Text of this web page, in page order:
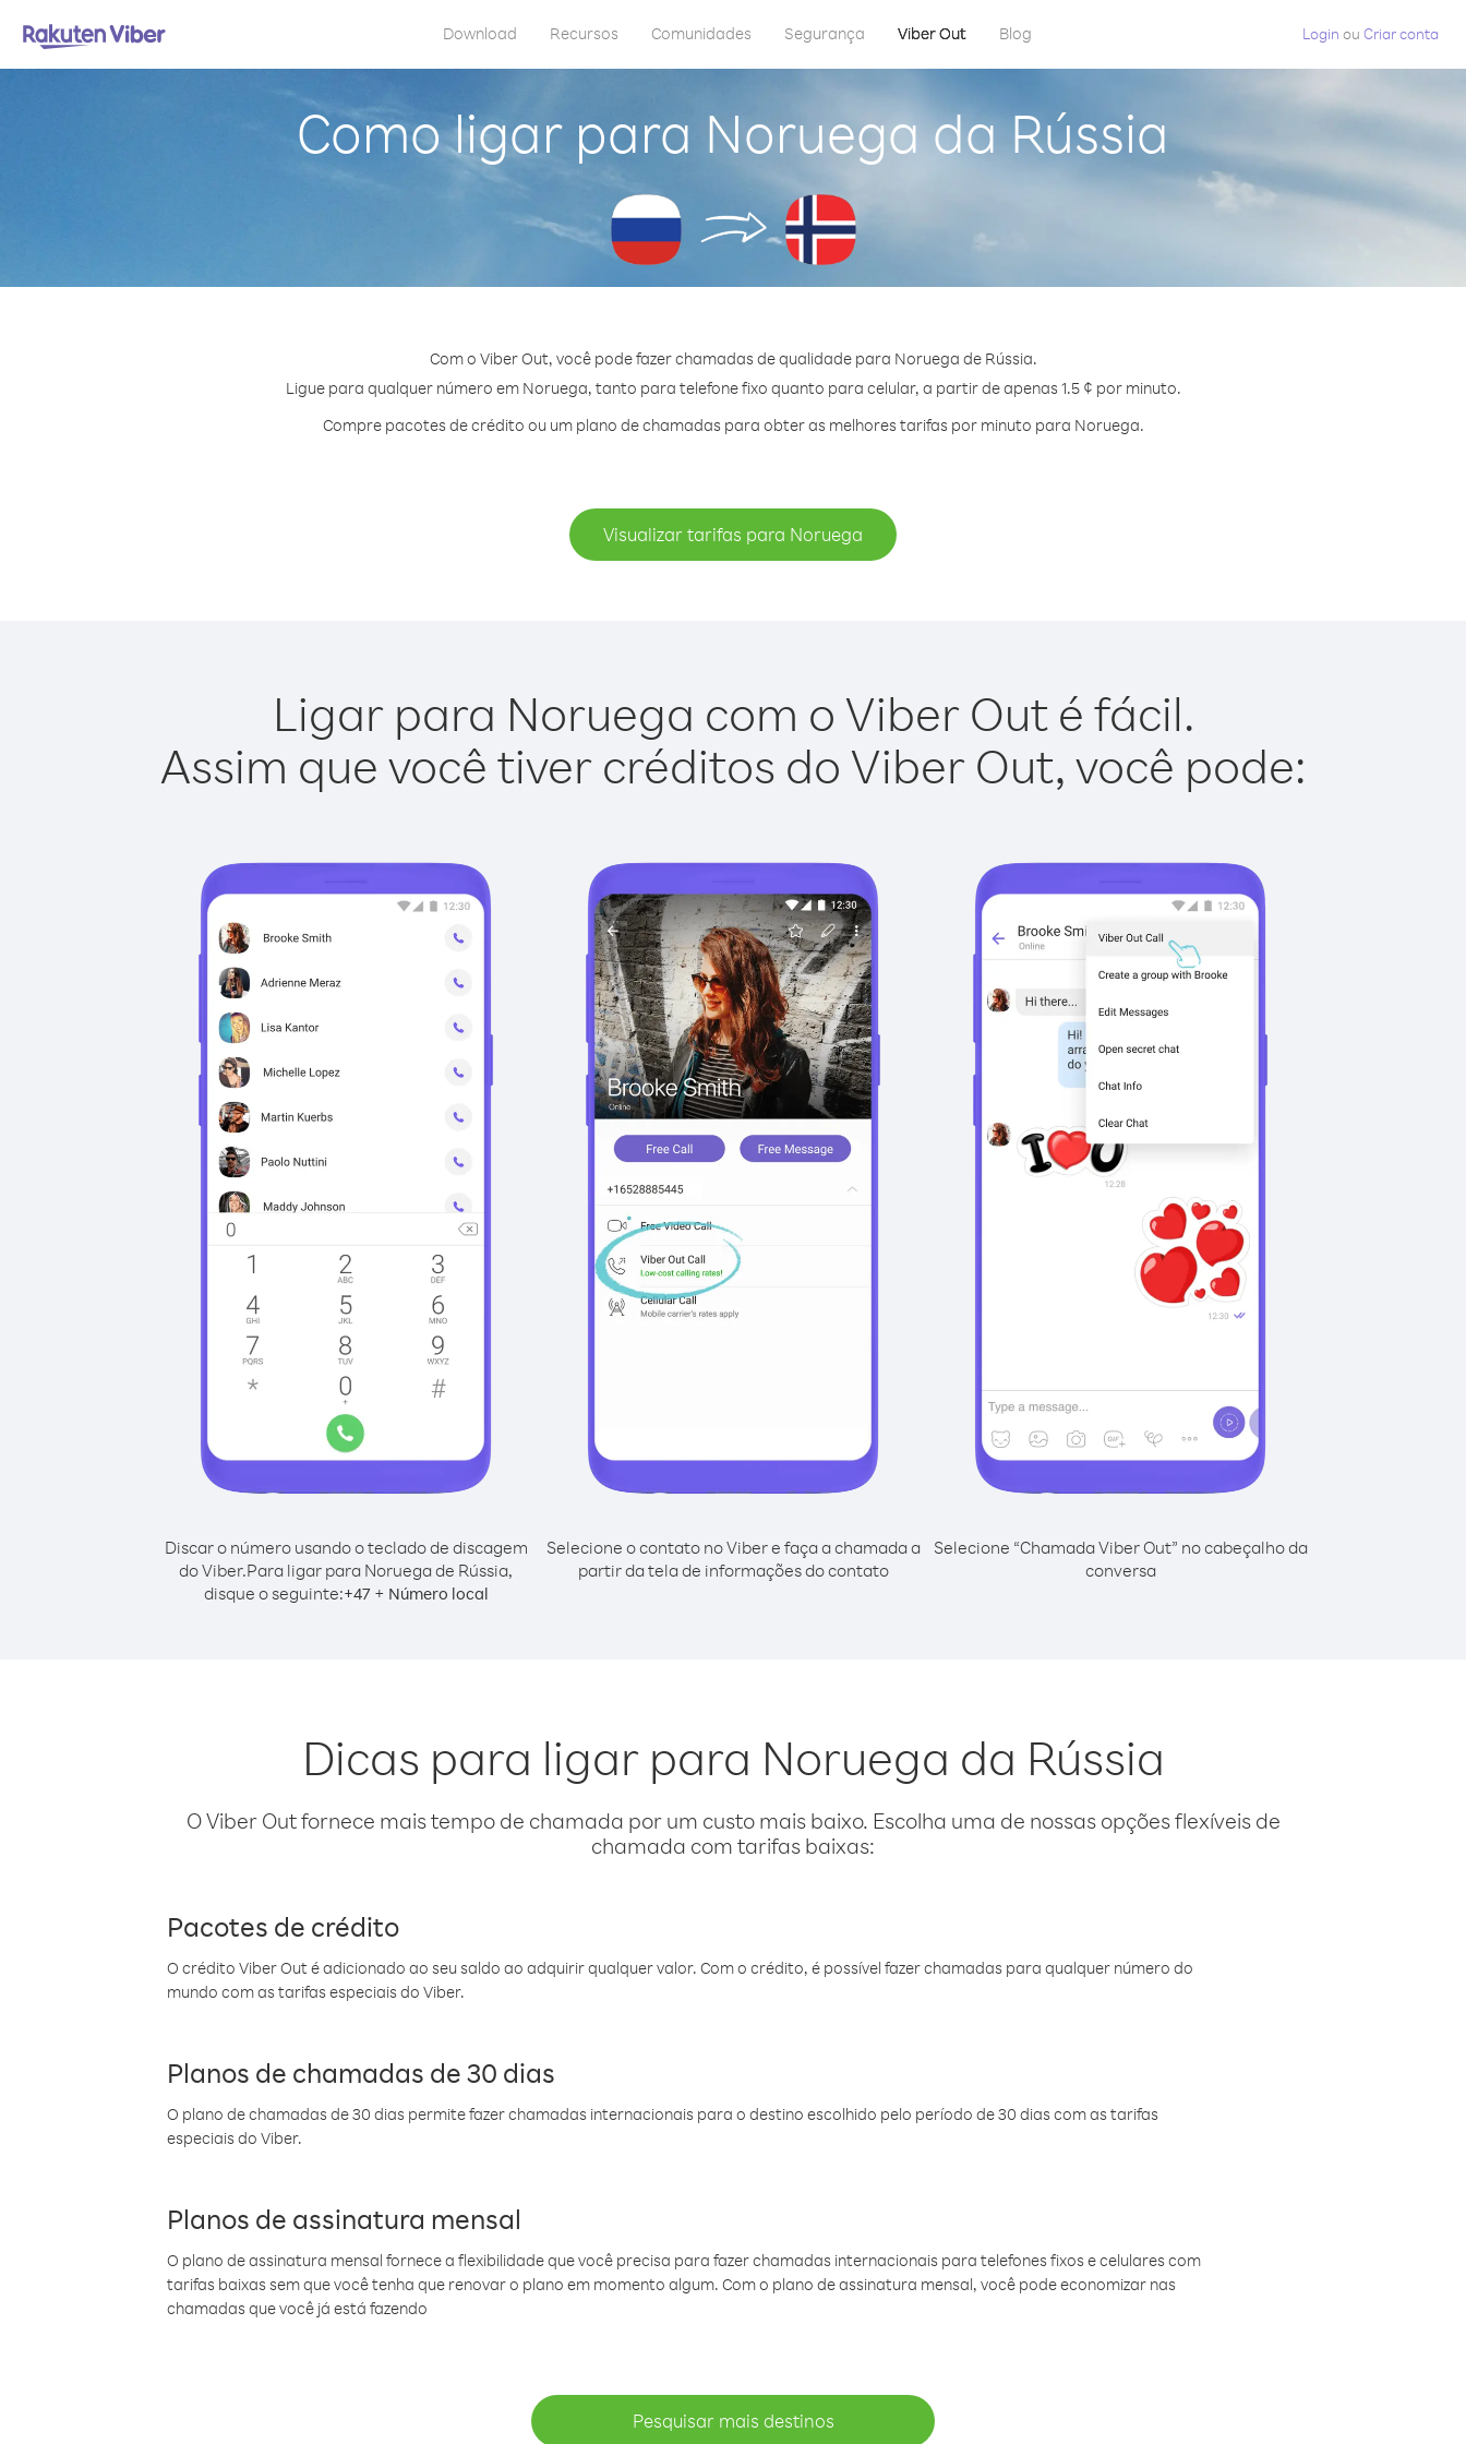
Download Recursos Comunidades Segurança Viber Out Blog Login ou Criar conta
Como ligar para Noruega da Rússia
Com o Viber Out, você pode fazer chamadas de qualidade para Noruega de Rússia.
Ligue para qualquer número em Noruega, tanto para telefone fixo quanto para celular, a partir de apenas 1.5 ¢ por minuto.
Compre pacotes de crédito ou um plano de chamadas para obter as melhores tarifas por minuto para Noruega.
Visualizar tarifas para Noruega
Ligar para Noruega com o Viber Out é fácil.
Assim que você tiver créditos do Viber Out, você pode:
Discar o número usando o teclado de discagem
do Viber.Para ligar para Noruega de Rússia,
disque o seguinte:+47+ Número local
Selecione o contato no Viber e faça a chamada a
partir da tela de informações do contato
Selecione “Chamada Viber Out” no cabeçalho da
conversa
Dicas para ligar para Noruega da Rússia
O Viber Out fornece mais tempo de chamada por um custo mais baixo. Escolha uma de nossas opções flexíveis de
chamada com tarifas baixas:
Pacotes de crédito
O crédito Viber Out é adicionado ao seu saldo ao adquirir qualquer valor. Com o crédito, é possível fazer chamadas para qualquer número do
mundo com as tarifas especiais do Viber.
Planos de chamadas de 30 dias
O plano de chamadas de 30 dias permite fazer chamadas internacionais para o destino escolhido pelo período de 30 dias com as tarifas
especiais do Viber.
Planos de assinatura mensal
O plano de assinatura mensal fornece a flexibilidade que você precisa para fazer chamadas internacionais para telefones fixos e celulares com
tarifas baixas sem que você tenha que renovar o plano em momento algum. Com o plano de assinatura mensal, você pode economizar nas
chamadas que você já está fazendo
Pesquisar mais destinos